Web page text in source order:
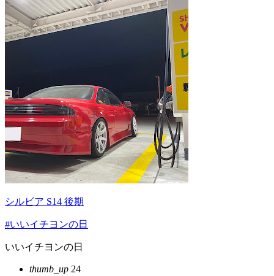
シルビア S14 後期
#いいイチヨンの日
いいイチヨンの日
thumb_up 24